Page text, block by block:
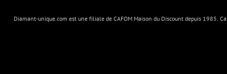
Diamant-unique.com est une filiale de CAFOM Maison du Discount depuis 1985.